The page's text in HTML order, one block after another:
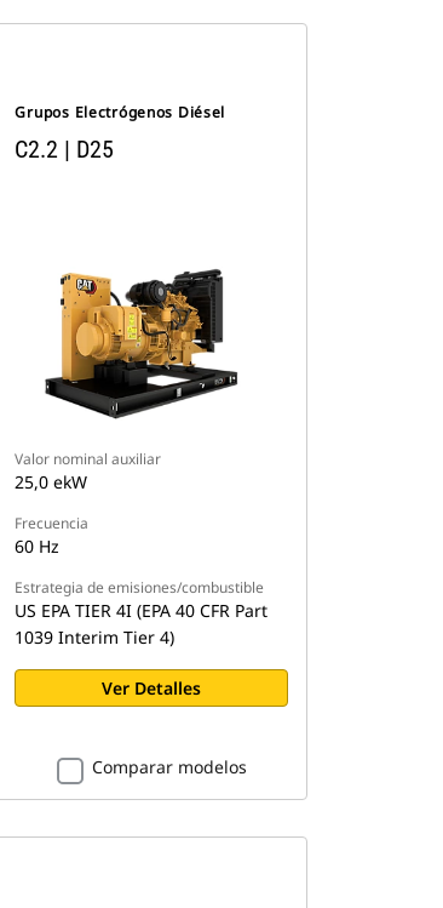
Grupos Electrógenos Diésel
C2.2 | D25
Valor nominal auxiliar
25,0 ekW
Frecuencia
60 Hz
Estrategia de emisiones/combustible
US EPA TIER 4I (EPA 40 CFR Part
1039 Interim Tier 4)
Ver Detalles
Comparar modelos